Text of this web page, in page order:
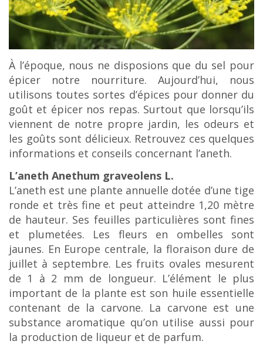
À l’époque, nous ne disposions que du sel pour
épicer notre nourriture. Aujourd’hui, nous
utilisons toutes sortes d’épices pour donner du
goût et épicer nos repas. Surtout que lorsqu’ils
viennent de notre propre jardin, les odeurs et
les goûts sont délicieux. Retrouvez ces quelques
informations et conseils concernant l’aneth.
L’aneth Anethum graveolens L.
L’aneth est une plante annuelle dotée d’une tige
ronde et très fine et peut atteindre 1,20 mètre
de hauteur. Ses feuilles particulières sont fines
et plumetées. Les fleurs en ombelles sont
jaunes. En Europe centrale, la floraison dure de
juillet à septembre. Les fruits ovales mesurent
de 1 à 2 mm de longueur. L’élément le plus
important de la plante est son huile essentielle
contenant de la carvone. La carvone est une
substance aromatique qu’on utilise aussi pour
la production de liqueur et de parfum.